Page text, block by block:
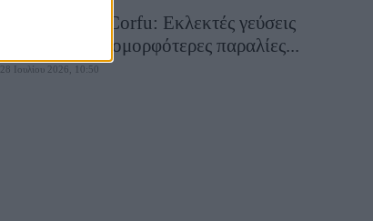
Aiolia Avlaki Corfu: Εκλεκτές γεύσεις
σε μία από τις ομορφότερες παραλίες...
28 Ιουλίου 2026, 10:50